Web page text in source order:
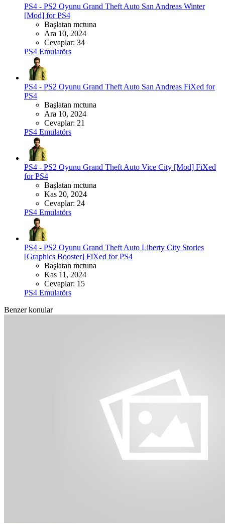
PS4 - PS2 Oyunu Grand Theft Auto San Andreas Winter
[Mod] for PS4
Başlatan mctuna
Ara 10, 2024
Cevaplar: 34
PS4 Emulatörs
PS4 - PS2 Oyunu Grand Theft Auto San Andreas FiXed for
PS4
Başlatan mctuna
Ara 10, 2024
Cevaplar: 21
PS4 Emulatörs
PS4 - PS2 Oyunu Grand Theft Auto Vice City [Mod] FiXed
for PS4
Başlatan mctuna
Kas 20, 2024
Cevaplar: 24
PS4 Emulatörs
PS4 - PS2 Oyunu Grand Theft Auto Liberty City Stories
[Graphics Booster] FiXed for PS4
Başlatan mctuna
Kas 11, 2024
Cevaplar: 15
PS4 Emulatörs
Benzer konular